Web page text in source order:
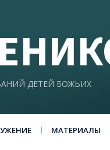
ДЕТЕЙ БОЖЬИХ
МАТЕРИАЛЫ